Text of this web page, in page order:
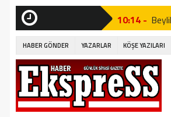
10:14 -
Edildi!”
19:53 -
19:51 -
19:49 -
HABER GÖNDER YAZARLAR KÖŞE YAZILARI